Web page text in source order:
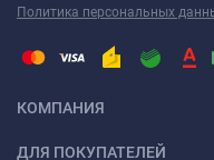
Политика персональных
КОМПАНИЯ
ДЛЯ ПОКУПАТЕЛЕЙ